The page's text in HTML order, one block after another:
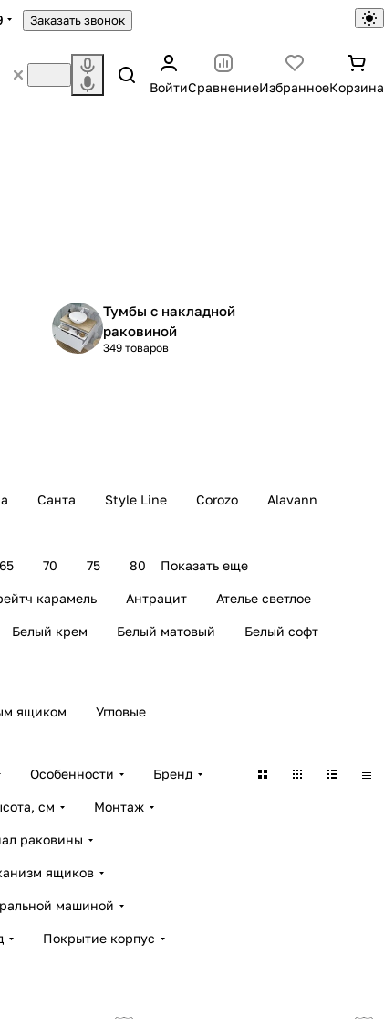
Заказать звонок
ВойтиСравнениеИзбранноеКорзина
Тумбы с накладной
раковиной
349 товаров
Санта Style Line Corozo Alavann
65 70 75 80 Показать еще
карамель Антрацит Ателье светлое
Белый крем Белый матовый Белый софт
ящиком Угловые
Особенности Бренд
см Монтаж
раковины
ящиков
машиной
Покрытие корпус